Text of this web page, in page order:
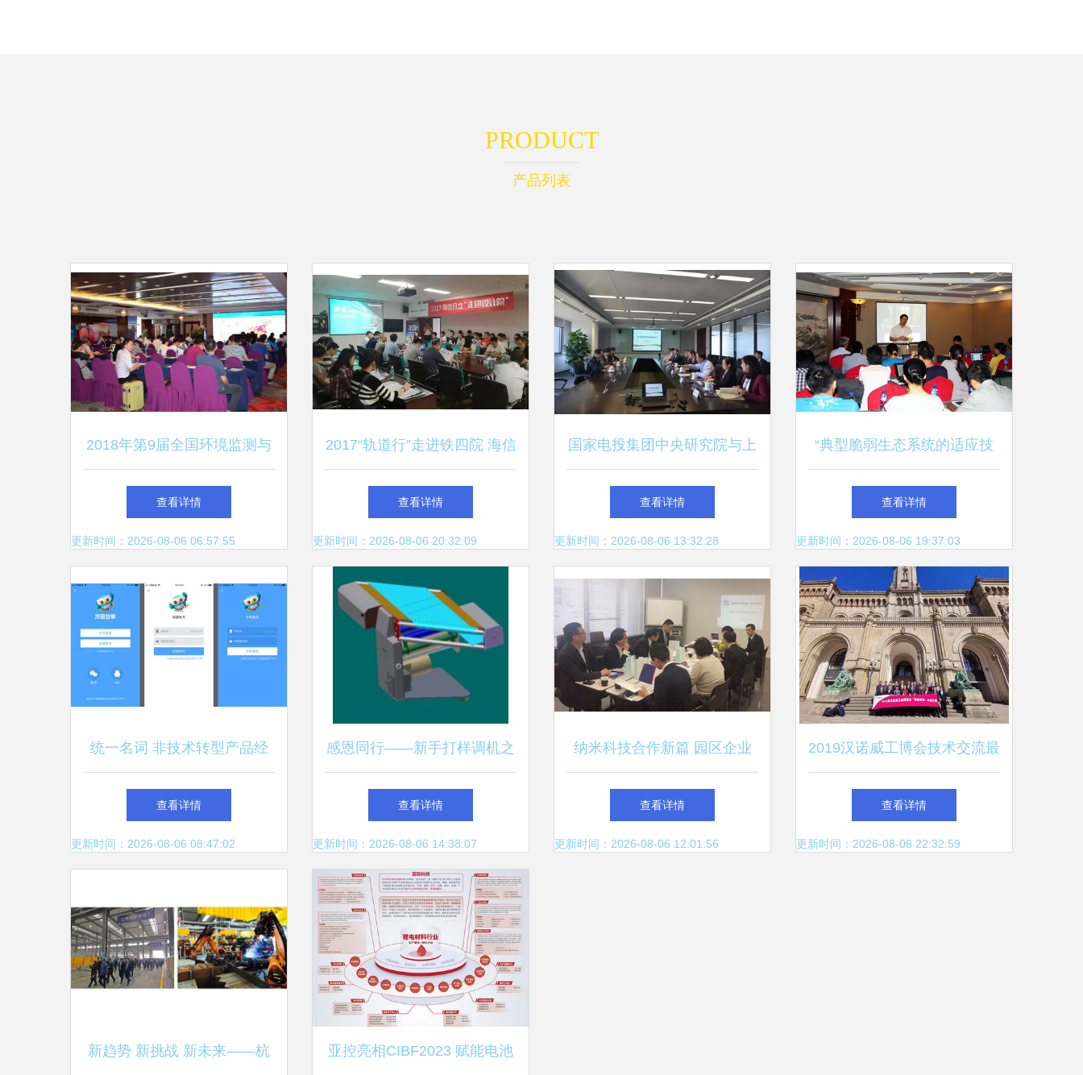
PRODUCT
产品列表
2018年第9届全国环境监测与
社会化环境监测技术交流会暨
仪器展示会圆满闭幕
查看详情
更新时间：2026-08-06 06:57:55
2017“轨道行”走进铁四院 海信
中央空调助推行业技术升级
查看详情
更新时间：2026-08-06 20:32:09
国家电投集团中央研究院与上
海成套院开展储能技术合作交
流
查看详情
更新时间：2026-08-06 13:32:28
“典型脆弱生态系统的适应技
术体系研究”交流会在长春召
开
查看详情
更新时间：2026-08-06 19:37:03
统一名词 非技术转型产品经
理提升沟通效率的基石
查看详情
更新时间：2026-08-06 08:47:02
感恩同行——新手打样调机之
路的点滴回忆
查看详情
更新时间：2026-08-06 14:38:07
纳米科技合作新篇 园区企业
组团赴日开展深度技术交流
查看详情
更新时间：2026-08-06 12:01:56
2019汉诺威工博会技术交流最
佳案例回顾 黑科技引领工业
未来
查看详情
更新时间：2026-08-06 22:32:59
新趋势 新挑战 新未来——杭 亚控亮相CIBF2023 赋能电池